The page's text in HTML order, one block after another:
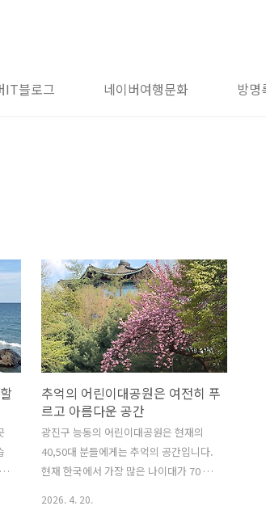
IT블로그 네이버여행문화 방명
추억의 어린이대공원은 여전히 푸
르고 아름다운 공간
광진구 능동의 어린이대공원은 현재의
40,50대 분들에게는 추억의 공간입니다.
현재 한국에서 가장 많은 나이대가 70 ~
2026. 4. 20.